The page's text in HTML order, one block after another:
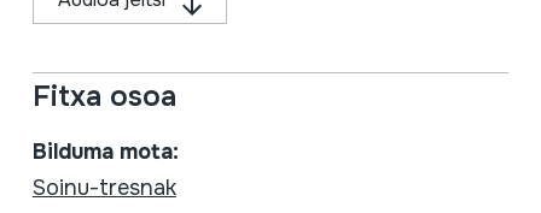
Fitxa osoa
Bilduma mota:
Soinu-tresnak